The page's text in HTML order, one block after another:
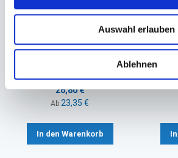
Auswahl erlauben
Ablehnen
Becher, Feinkostbecher
transparent
26,80 €
Ab 23,35 €
In den Warenkorb